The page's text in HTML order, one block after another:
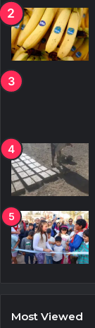
Most Viewed